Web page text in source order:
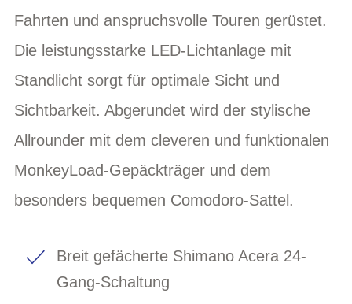
Fahrten und anspruchsvolle Touren gerüstet.
Die leistungsstarke LED-Lichtanlage mit
Standlicht sorgt für optimale Sicht und
Sichtbarkeit. Abgerundet wird der stylische
Allrounder mit dem cleveren und funktionalen
MonkeyLoad-Gepäckträger und dem
besonders bequemen Comodoro-Sattel.
Breit gefächerte Shimano Acera 24-
Gang-Schaltung